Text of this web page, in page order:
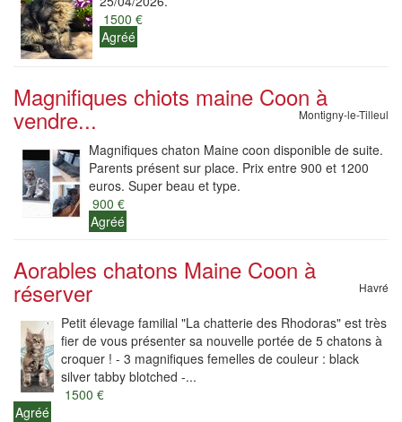
1500 €
Agréé
Magnifiques chiots maine Coon à
vendre... Montigny-le-Tilleul
Magnifiques chaton Maine coon disponible de suite.
Parents présent sur place. Prix entre 900 et 1200
euros. Super beau et type.
900 €
Agréé
Aorables chatons Maine Coon à
réserver Havré
Petit élevage familial "La chatterie des Rhodoras" est très
fier de vous présenter sa nouvelle portée de 5 chatons à
croquer ! - 3 magnifiques femelles de couleur : black
silver tabby blotched -...
1500 €
Agréé